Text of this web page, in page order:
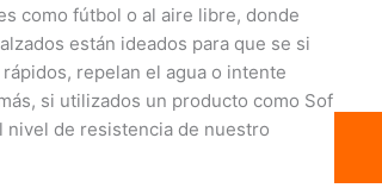
como fútbol o al aire libre, donde
están ideados para que se si
repelan el agua o intente
si utilizados un producto como Sof
nivel de resistencia de nuestro